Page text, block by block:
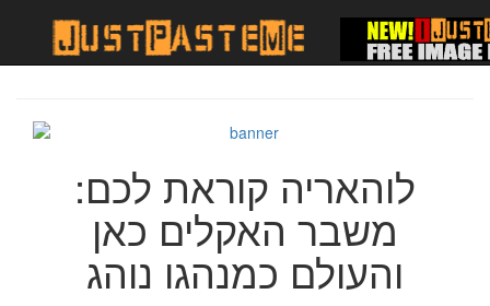
לוהאריה קוראת לכם:
משבר האקלים כאן
והעולם כמנהגו נוהג